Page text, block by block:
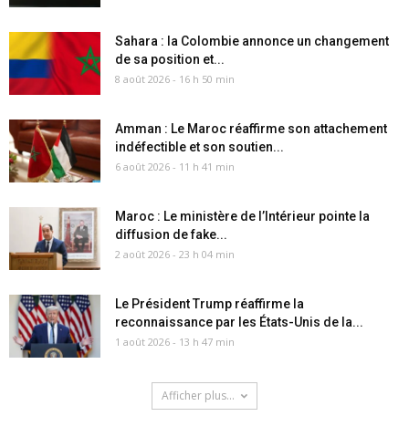
Sahara : la Colombie annonce un changement
de sa position et...
8 août 2026 - 16 h 50 min
Amman : Le Maroc réaffirme son attachement
indéfectible et son soutien...
6 août 2026 - 11 h 41 min
Maroc : Le ministère de l’Intérieur pointe la
diffusion de fake...
2 août 2026 - 23 h 04 min
Le Président Trump réaffirme la
reconnaissance par les États-Unis de la...
1 août 2026 - 13 h 47 min
Afficher plus...